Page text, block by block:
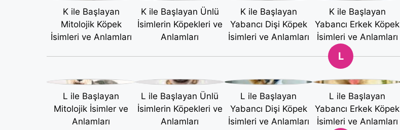
K ile Başlayan
Mitolojik Köpek
İsimleri ve Anlamları
K ile Başlayan Ünlü
İsimlerin Köpekleri ve
Anlamları
K ile Başlayan
Yabancı Dişi Köpek
İsimleri ve Anlamları
K ile Başlayan
Yabancı Erkek Köpek
İsimleri ve Anlamları
L
L ile Başlayan
Mitolojik İsimler ve
Anlamları
L ile Başlayan Ünlü
İsimlerin Köpekleri ve
Anlamları
L ile Başlayan
Yabancı Dişi Köpek
İsimleri ve Anlamları
L ile Başlayan
Yabancı Erkek Köpek
İsimleri ve Anlamları